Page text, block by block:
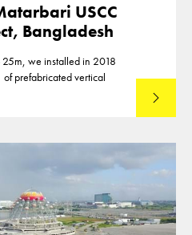
USCC
Bangladesh
we installed in 2018
prefabricated vertical
Lees